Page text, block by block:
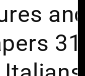
and
31: